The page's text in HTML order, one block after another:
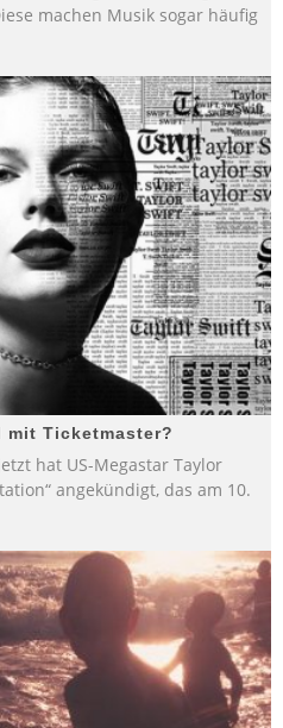
machen Musik sogar häufig
Ticketmaster?
hat US-Megastar Taylor
angekündigt, das am 10.